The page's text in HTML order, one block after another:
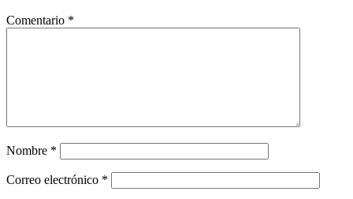
Comentario *
Nombre *
Correo electrónico *